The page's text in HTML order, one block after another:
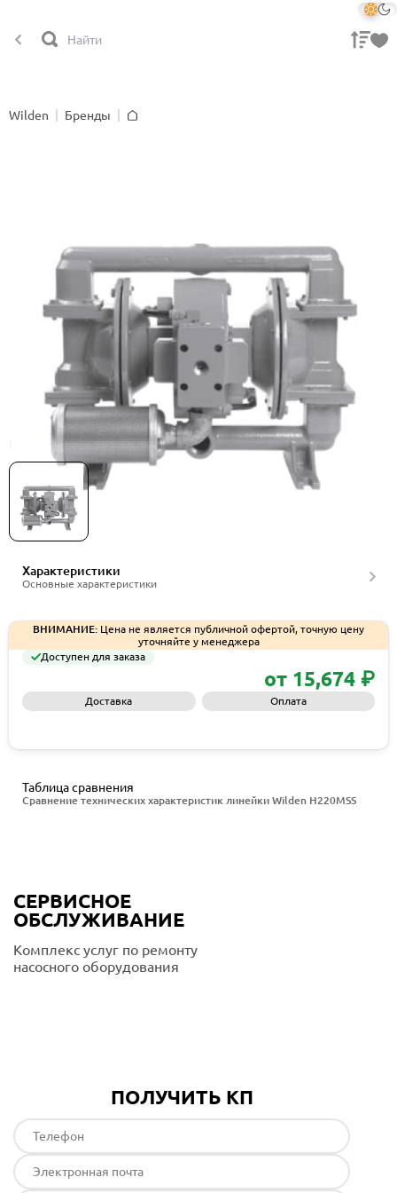
Wilden
Бренды
Мембранные насосы Wilden серии H220MSS
Характеристики
Основные характеристики
ВНИМАНИЕ: Цена не является публичной офертой, точную цену
уточняйте у менеджера
Доступен для заказа
от 15,674 ₽
Доставка Оплата
Сравнение технических характеристик линейки Wilden H220MSS
Таблица сравнения
СЕРВИСНОЕ
ОБСЛУЖИВАНИЕ
Комплекс услуг по ремонту
насосного оборудования
ПОЛУЧИТЬ КП